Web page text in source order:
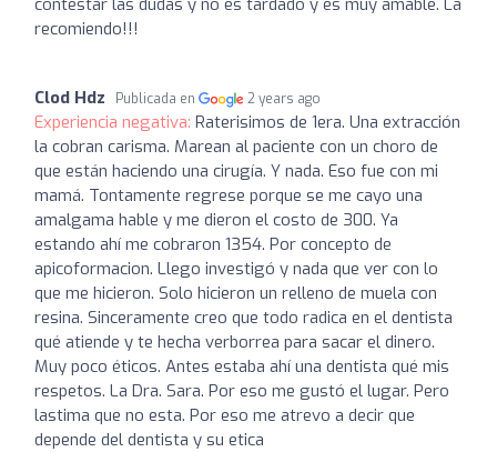
recomiendo!!!
Clod Hdz Publicada en 2 years ago
Experiencia negativa: Raterisimos de 1era. Una extracción
la cobran carisma. Marean al paciente con un choro de
que están haciendo una cirugía. Y nada. Eso fue con mi
mamá. Tontamente regrese porque se me cayo una
amalgama hable y me dieron el costo de 300. Ya
estando ahí me cobraron 1354. Por concepto de
apicoformacion. Llego investigó y nada que ver con lo
que me hicieron. Solo hicieron un relleno de muela con
resina. Sinceramente creo que todo radica en el dentista
qué atiende y te hecha verborrea para sacar el dinero.
Muy poco éticos. Antes estaba ahí una dentista qué mis
respetos. La Dra. Sara. Por eso me gustó el lugar. Pero
lastima que no esta. Por eso me atrevo a decir que
depende del dentista y su etica